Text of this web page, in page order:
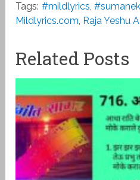
Tags: #mildlyrics,
Mildlyrics.com, Raja Yeshu
Related Posts